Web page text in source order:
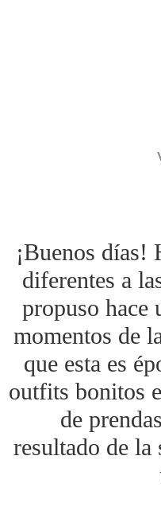
¡Buenos días!
diferentes a
propuso hace
momentos de
que esta es
outfits bonitos
de
resultado de la